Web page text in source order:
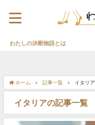
わたしの決断物語とは
ホーム 記事一覧 イタリア
イタリアの記事一覧